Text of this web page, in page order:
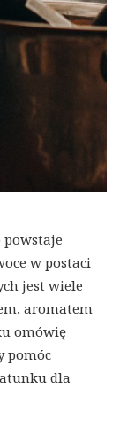
w postaci
jest wiele
aromatem
omówię
pomóc
dla